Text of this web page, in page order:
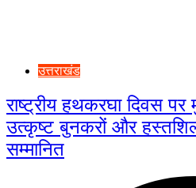
उत्तराखंड
राष्ट्रीय हथकरघा दिवस पर
उत्कृष्ट बुनकरों और
सम्मानित